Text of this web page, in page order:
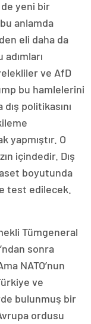
yeni bir
anlamda
eli daha da
ve AfD
bu hamlelerini
politikasını
yapmıştır. O
içindedir. Dış
boyutunda
test edilecek.
Tümgeneral
sonra
NATO’nun
ve
bulunmuş bir
ordusu